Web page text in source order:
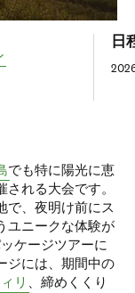
日
でも特に陽光に恵
される大会です。
で、夜明け前にス
ユニークな体験が
ケージツアーに
ジには、期間中の
リ 、締めくくり